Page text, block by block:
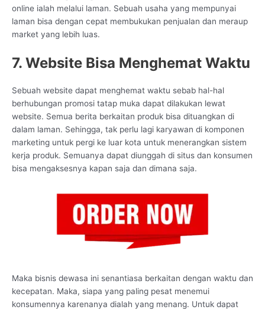
online ialah melalui laman. Sebuah usaha yang mempunyai
laman bisa dengan cepat membukukan penjualan dan meraup
market yang lebih luas.
7. Website Bisa Menghemat Waktu
Sebuah website dapat menghemat waktu sebab hal-hal
berhubungan promosi tatap muka dapat dilakukan lewat
website. Semua berita berkaitan produk bisa dituangkan di
dalam laman. Sehingga, tak perlu lagi karyawan di komponen
marketing untuk pergi ke luar kota untuk menerangkan sistem
kerja produk. Semuanya dapat diunggah di situs dan konsumen
bisa mengaksesnya kapan saja dan dimana saja.
Maka bisnis dewasa ini senantiasa berkaitan dengan waktu dan
kecepatan. Maka, siapa yang paling pesat menemui
konsumennya karenanya dialah yang menang. Untuk dapat